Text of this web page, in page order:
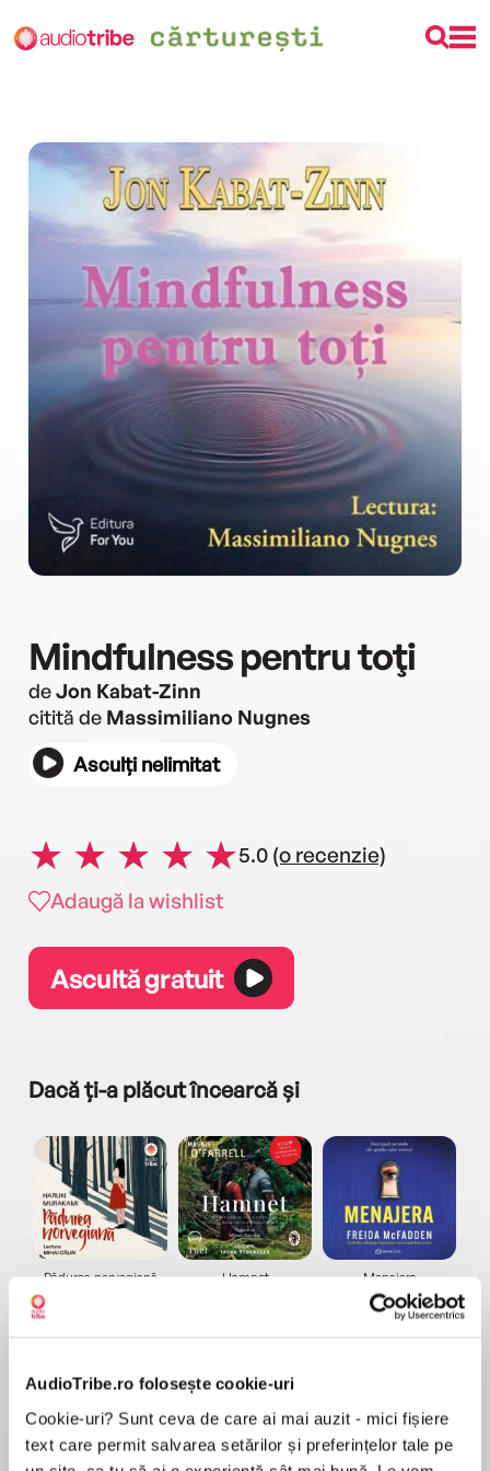
AudioTribe.ro folosește cookie-uri
Cookie-uri? Sunt ceva de care ai mai auzit - mici fișiere
text care permit salvarea setărilor și preferințelor tale pe
Mindfulness pentru toţi
deJon Kabat-Zinn
citită de Massimiliano Nugnes
Asculți nelimitat
5.0 (o recenzie)
Adaugă la wishlist
Ascultă gratuit
Dacă ți-a plăcut încearcă și
Pădurea norvegiană Hamnet Menajera
Freida McFadden